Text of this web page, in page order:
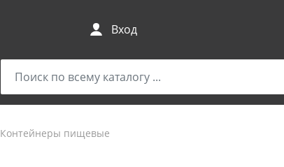
Вход
Контейнеры пищевые